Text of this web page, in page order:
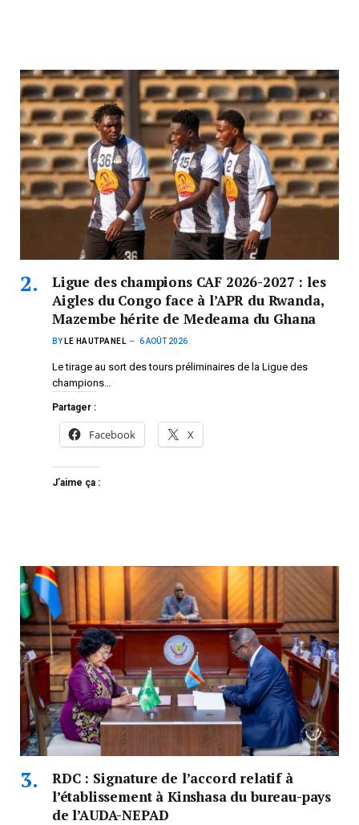
Ligue des champions CAF 2026-2027 : les
Aigles du Congo face à l’APR du Rwanda,
Mazembe hérite de Medeama du Ghana
BY LE HAUTPANEL 6 AOÛT 2026
Le tirage au sort des tours préliminaires de la Ligue des
champions…
Partager :
Facebook X
J’aime ça :
RDC : Signature de l’accord relatif à
l’établissement à Kinshasa du bureau-pays
de l’AUDA-NEPAD